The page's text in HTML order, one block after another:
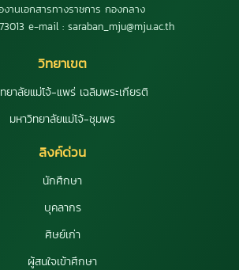
านเอกสารทางราชการ กองกลาง
e-mail : saraban_mju@mju.ac.th
วิทยาเขต
ยาลัยแม่โจ้-แพร่ เฉลิมพระเกียรติ
มหาวิทยาลัยแม่โจ้-ชุมพร
ลิงค์ด่วน
นักศึกษา
บุคลากร
ศิษย์เก่า
ผู้สนใจเข้าศึกษา